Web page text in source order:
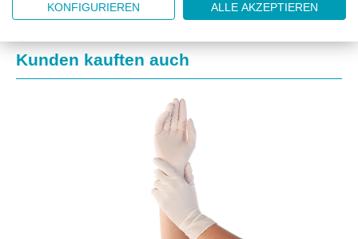
Produktgalerie überspringen
Kunden kauften auch
KONFIGURIEREN ALLE AKZEPTIEREN